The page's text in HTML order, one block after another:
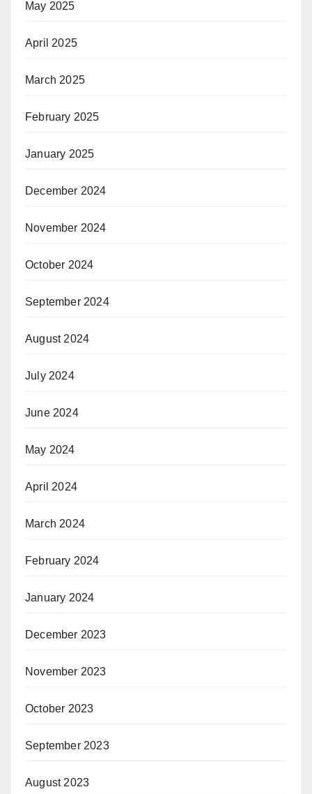
May 2025
April 2025
March 2025
February 2025
January 2025
December 2024
November 2024
October 2024
September 2024
August 2024
July 2024
June 2024
May 2024
April 2024
March 2024
February 2024
January 2024
December 2023
November 2023
October 2023
September 2023
August 2023